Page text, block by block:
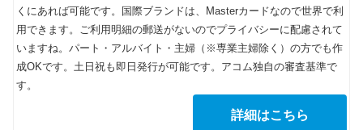
くにあれば可能です。国際ブランドは、Masterカードなので世界で利
用できます。ご利用明細の郵送がないのでプライバシーに配慮されて
いますね。パート・アルバイト・主婦（※専業主婦除く）の方でも作
成OKです。土日祝も即日発行が可能です。アコム独自の審査基準で
す。
詳細はこちら